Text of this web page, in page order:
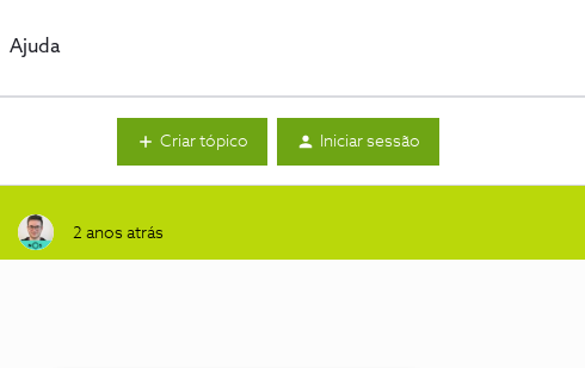
Ajuda
Criar tópico Iniciar sessão
2 anos atrás